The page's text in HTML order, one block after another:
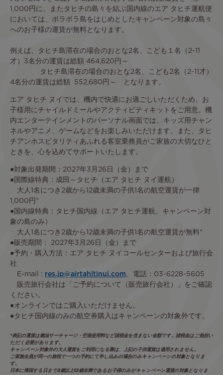
1,000円に、またタヒチの島々を結ぶ国内線のエア タヒチ運航便
においては、ボラボラ島をはじめとしたキャンペーン対象の島々
へのお子様の運賃が無料となります。
例えば、タヒチ島滞在の場合のおとな2名、こども１名（2-11
才）3名分の運賃は総額 464,620円～
タヒチ島滞在の場合のおとな2名、こども2名（2-11才）
4名分の運賃は総額 552,680円～ となります。
エア タヒチ ヌイでは、機内で快適にお過ごしいただくため、お
子様用にチャイルドミールやアクティビティキットをご用意。機
内エンターテインメントのパーソナル画面では、キッズ用チャン
ネルやアニメ、ゲームなどをお楽しみいただけます。また、タヒ
チアンホスピタリティあふれる客室乗務員がご家族の大切なひと
ときを、心を込めてサポートいたします。
●対象出発期間：2027年3月26日（金）まで
●国際線特典：成田～タヒチ（エア タヒチ ヌイ運航）
大人1名につき2歳から12歳未満の子供1名の航空運賃が一律
1,000円*
●国内線特典：タヒチ国内線（エア タヒチ運航、キャンペーン対
象の島のみ）
大人1名につき2歳から12歳未満の子供1名の航空運賃が無料*
●販売期間： 2027年3月26日（金）まで
●予約・購入方法：エア タヒチ ヌイコールセンターおよび旅行会
社
E-mail : res.jp@airtahitinui.com、電話：03-6228-5605
販売旅行会社は 「ご予約について（販売旅行会社）」
をご確認
ください。
●オンラインではご購入いただけません。
●タヒチ国内線のみの航空券購入はキャンペーンの対象外です。
*表記の運賃は燃油サーチャージ・空港使用料など諸税金を含まない金額です。諸税金はご負担い
ただく必要があります。
キャンペーン対象外の大人運賃をご利用になる際は、上記の子供運賃は適用されません。
ご家族全員が同一の旅程で一つの予約にて申し込みの場合のみキャンペーンの対象となりま
す。
日本に帰国する日まで2歳以上12歳未満であるお子様のみがキャンペーン運賃の対象となりま